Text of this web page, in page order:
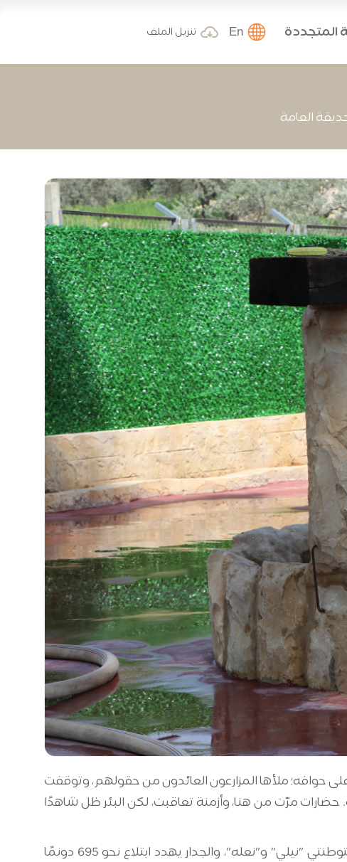
المتجددة En تنزيل الملف
العامة
حوافه؛ ملأها المزارعون العائدون من حقولهم، وتوقفت
حضارات مرّت من هنا، وأزمنة تعاقبت، لكن البئر ظل شاهدًا
ورغم هذه الجذور الضاربة في التاريخ، لم تسلم شبتين من ثقل الحاضر. أكثر من 374 دونمًا صودرت لصالح مستوطنتي "نيلي" و"نعله"، والجدار يهدد ابتلاع نحو 695 دونمًا